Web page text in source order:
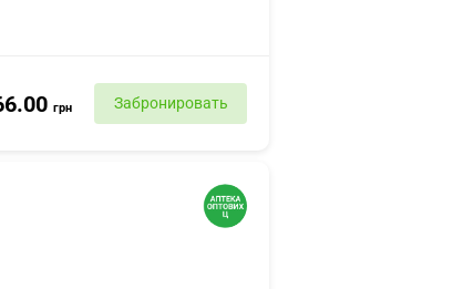
грн Забронировать